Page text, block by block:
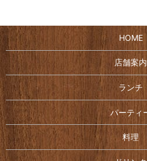
HOME
店舗案内
ランチ
パーティ
料理